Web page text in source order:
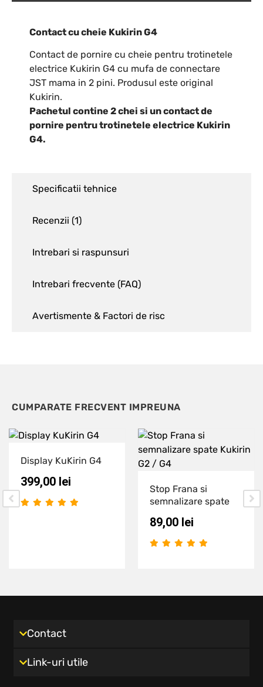
Specificatii tehnice
Recenzii (1)
Intrebari si raspunsuri
Intrebari frecvente (FAQ)
Avertismente & Factori de risc
Contact cu cheie Kukirin G4
Contact de pornire cu cheie pentru trotinetele
electrice Kukirin G4 cu mufa de connectare
JST mama in 2 pini. Produsul este original
Kukirin.
Pachetul contine 2 chei si un contact de
pornire pentru trotinetele electrice Kukirin
G4.
CUMPARATE FRECVENT IMPREUNA
Display KuKirin G4
399,00 lei
Stop Frana si
semnalizare spate
89,00 lei
Contact
Link-uri utile